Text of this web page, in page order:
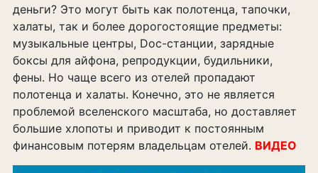
деньги? Это могут быть как полотенца, тапочки,
халаты, так и более дорогостоящие предметы:
музыкальные центры, Doc-станции, зарядные
боксы для айфона, репродукции, будильники,
фены. Но чаще всего из отелей пропадают
полотенца и халаты. Конечно, это не является
проблемой вселенского масштаба, но доставляет
большие хлопоты и приводит к постоянным
финансовым потерям владельцам отелей. ВИДЕО